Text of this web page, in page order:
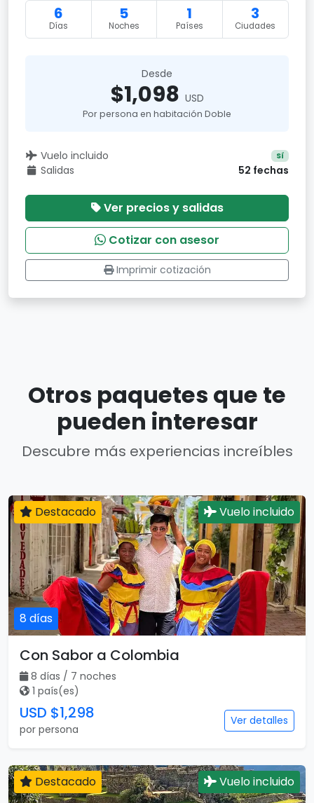
6
Días
5
Noches
1
Países
3
Ciudades
Desde
$1,098 USD
Por persona en habitación Doble
Vuelo incluido Sí
Salidas 52 fechas
Ver precios y salidas
Cotizar con asesor
Imprimir cotización
Otros paquetes que te
pueden interesar
Descubre más experiencias increíbles
8 días
Destacado Vuelo incluido
Con Sabor a Colombia
8 días / 7 noches
1 país(es)
USD $1,298
por persona
Ver detalles
Destacado Vuelo incluido